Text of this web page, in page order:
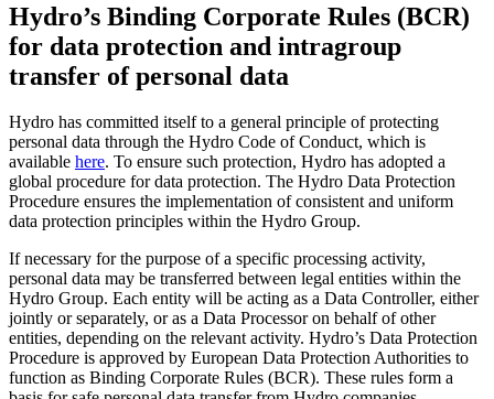
Hydro’s Binding Corporate Rules (BCR)
for data protection and intragroup
transfer of personal data
Hydro has committed itself to a general principle of protecting
personal data through the Hydro Code of Conduct, which is
available here. To ensure such protection, Hydro has adopted a
global procedure for data protection. The Hydro Data Protection
Procedure ensures the implementation of consistent and uniform
data protection principles within the Hydro Group.
If necessary for the purpose of a specific processing activity,
personal data may be transferred between legal entities within the
Hydro Group. Each entity will be acting as a Data Controller, either
jointly or separately, or as a Data Processor on behalf of other
entities, depending on the relevant activity. Hydro’s Data Protection
Procedure is approved by European Data Protection Authorities to
function as Binding Corporate Rules (BCR). These rules form a